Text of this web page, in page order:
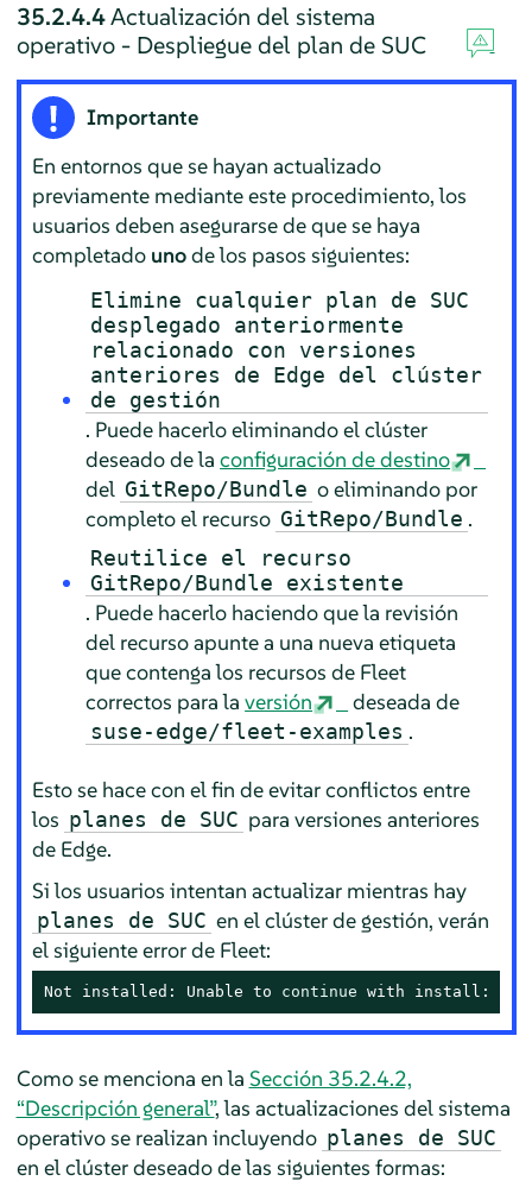
35.2.4.4Actualización del sistema
operativo - Despliegue del plan de SUC
Importante
En entornos que se hayan actualizado
previamente mediante este procedimiento, los
usuarios deben asegurarse de que se haya
completado unode los pasos siguientes:
Elimine cualquier plan de SUC
desplegado anteriormente
relacionado con versiones
anteriores de Edge del clúster
de gestión
. Puede hacerlo eliminando el clúster
deseado de laconfiguración de destino
del GitRepo/Bundle o eliminando por
completo el recurso GitRepo/Bundle .
Reutilice el recurso
GitRepo/Bundle existente
. Puede hacerlo haciendo que la revisión
del recurso apunte a una nueva etiqueta
que contenga los recursos de Fleet
correctos para laversión deseada de
suse-edge/fleet-examples .
Esto se hace con el fin de evitar conflictos entre
los planes de SUC para versiones anteriores
de Edge.
Si los usuarios intentan actualizar mientras hay
planes de SUC en el clúster de gestión, verán
el siguiente error de Fleet:
Not installed: Unable to continue with install: Plan
Como se menciona en la Sección 35.2.4.2,
“Descripción general”, las actualizaciones del sistema
operativo se realizan incluyendo planes de SUC
en el clúster deseado de las siguientes formas: